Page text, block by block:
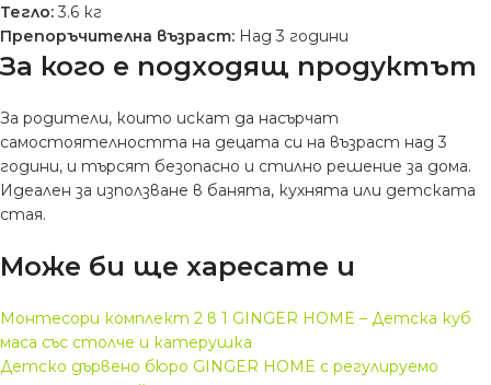
Тегло: 3.6 кг
Препоръчителна възраст: Над 3 години
За кого е подходящ продуктът
За родители, които искат да насърчат
самостоятелността на децата си на възраст над 3
години, и търсят безопасно и стилно решение за дома.
Идеален за използване в банята, кухнята или детската
стая.
Може би ще харесате и
Монтесори комплект 2 в 1 GINGER HOME – Детска куб
маса със столче и катерушка
Детско дървено бюро GINGER HOME с регулируемо